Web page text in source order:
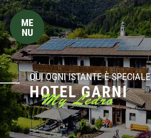
ME
NU
QUI OGNI ISTANTE È SPECIALE
HOTEL GARNI
My Ledro